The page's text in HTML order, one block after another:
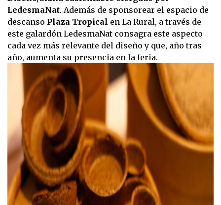
LedesmaNat. Además de sponsorear el espacio de
descanso Plaza Tropical en La Rural, a través de
este galardón LedesmaNat consagra este aspecto
cada vez más relevante del diseño y que, año tras
año, aumenta su presencia en la feria.